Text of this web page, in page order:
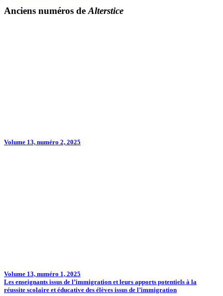
Anciens numéros deAlterstice
Volume 13, numéro 2, 2025
Volume 13, numéro 1, 2025
Les enseignants issus de l’immigration et leurs apports potentiels à la
réussite scolaire et éducative des élèves issus de l’immigration